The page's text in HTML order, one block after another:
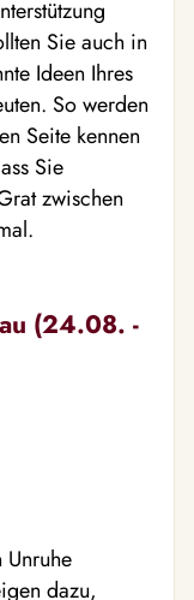
Sie auch in
Ideen Ihres
So werden
Seite kennen
Sie
zwischen
(24.08. -
Unruhe
dazu,